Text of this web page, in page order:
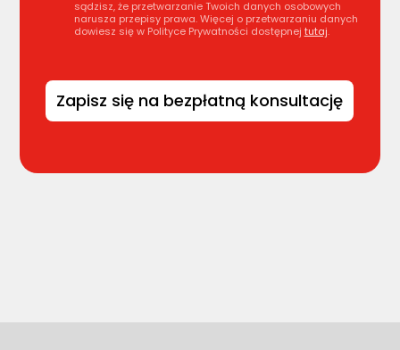
sądzisz, że przetwarzanie Twoich danych osobowych
narusza przepisy prawa. Więcej o przetwarzaniu danych
dowiesz się w Polityce Prywatności dostępnej tutaj.